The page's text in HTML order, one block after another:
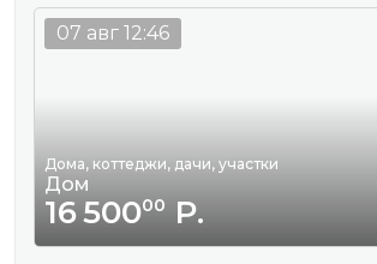
Дома, коттеджи, дачи, участки
Дом
16 50000Р.
07 авг 12:46